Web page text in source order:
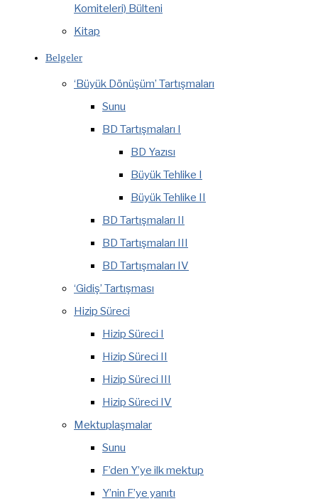
Komiteleri) Bülteni
Kitap
Belgeler
‘Büyük Dönüşüm’ Tartışmaları
Sunu
BD Tartışmaları I
BD Yazısı
Büyük Tehlike I
Büyük Tehlike II
BD Tartışmaları II
BD Tartışmaları III
BD Tartışmaları IV
‘Gidiş’ Tartışması
Hizip Süreci
Hizip Süreci I
Hizip Süreci II
Hizip Süreci III
Hizip Süreci IV
Mektuplaşmalar
Sunu
F’den Y’ye ilk mektup
Y’nin F’ye yanıtı